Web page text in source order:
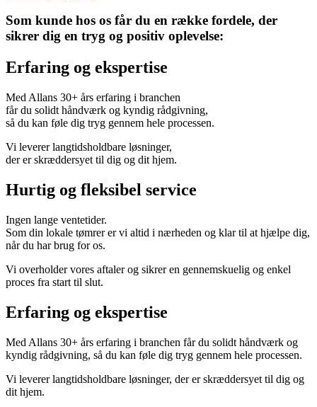
Som kunde hos os får du en række fordele, der
sikrer dig en tryg og positiv oplevelse:
Erfaring og ekspertise
Med Allans 30+ års erfaring i branchen
får du solidt håndværk og kyndig rådgivning,
så du kan føle dig tryg gennem hele processen.
Vi leverer langtidsholdbare løsninger,
der er skræddersyet til dig og dit hjem.
Hurtig og fleksibel service
Ingen lange ventetider.
Som din lokale tømrer er vi altid i nærheden og klar til at hjælpe dig,
når du har brug for os.
Vi overholder vores aftaler og sikrer en gennemskuelig og enkel
proces fra start til slut.
Erfaring og ekspertise
Med Allans 30+ års erfaring i branchen får du solidt håndværk og
kyndig rådgivning, så du kan føle dig tryg gennem hele processen.
Vi leverer langtidsholdbare løsninger, der er skræddersyet til dig og
dit hjem.